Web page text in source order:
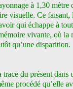
à 1,30 mètre
visuelle. Ce faisant,
qui échappe à
vivante, où la
qu’une disparition.
du présent dans
procédé qu’elle